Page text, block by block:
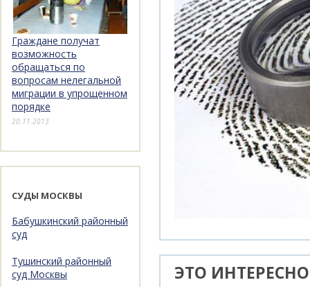
ЭТО ИНТЕРЕСНО
Граждане получат
возможность
обращаться по
вопросам нелегальной
миграции в упрощенном
порядке
20.11.2013
СУДЫ МОСКВЫ
Бабушкинский районный
суд
Тушинский районный
суд Москвы